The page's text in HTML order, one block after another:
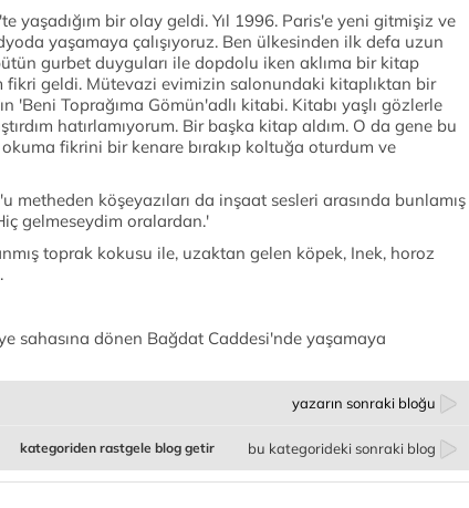
yaşadığım bir olay geldi. Yıl 1996. Paris'e yeni gitmişiz ve
yaşamaya çalışıyoruz. Ben ülkesinden ilk defa uzun
gurbet duyguları ile dopdolu iken aklıma bir kitap
fikri geldi. Mütevazi evimizin salonundaki kitaplıktan bir
'Beni Toprağıma Gömün'adlı kitabi. Kitabı yaşlı gözlerle
hatırlamıyorum. Bir başka kitap aldım. O da gene bu
fikrini bir kenare bırakıp koltuğa oturdum ve
metheden köşeyazıları da inşaat sesleri arasında bunlamış
gelmeseydim oralardan.'
toprak kokusu ile, uzaktan gelen köpek, Inek, horoz
sahasına dönen Bağdat Caddesi'nde yaşamaya
yazarın sonraki bloğu
bu kategorideki sonraki blog
kategoriden rastgele blog getir